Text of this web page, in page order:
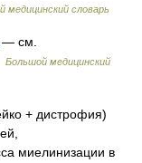
медицинский словарь
— см.
Большой медицинский
+ дистрофия)
миелинизации в